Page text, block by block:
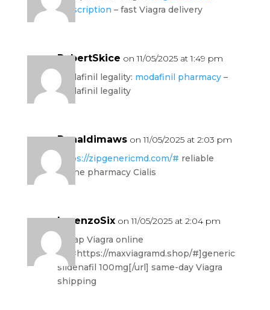
prescription – fast Viagra delivery
RobertSkice on 11/05/2025 at 1:49 pm
modafinil legality: modafinil pharmacy–
modafinil legality
Ronaldimaws on 11/05/2025 at 2:03 pm
https://zipgenericmd.com/# reliable
online pharmacy Cialis
LorenzoSix on 11/05/2025 at 2:04 pm
cheap Viagra online
[url=https://maxviagramd.shop/#]generic
sildenafil 100mg[/url] same-day Viagra
shipping